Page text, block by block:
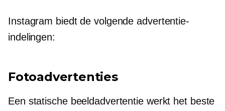
Instagram biedt de volgende advertentie-
indelingen:
Fotoadvertenties
Een statische beeldadvertentie werkt het beste